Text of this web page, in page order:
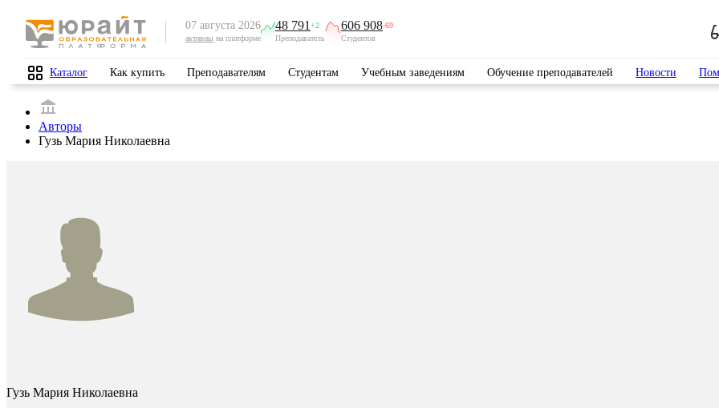
07 августа 2026
активны на платформе
48 791 +2
Преподаватель
606 908-69
Студентов
Каталог Как купить Преподавателям Студентам Учебным заведениям Обучение преподавателей Новости
Авторы
Гузь Мария Николаевна
Гузь Мария Николаевна